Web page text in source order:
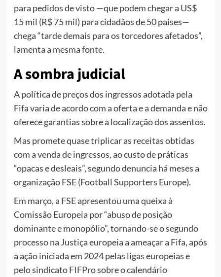
para pedidos de visto —que podem chegar a US$
15 mil (R$ 75 mil) para cidadãos de 50 países—
chega “tarde demais para os torcedores afetados”,
lamenta a mesma fonte.
A sombra judicial
A política de preços dos ingressos adotada pela
Fifa varia de acordo com a oferta e a demanda e não
oferece garantias sobre a localização dos assentos.
Mas promete quase triplicar as receitas obtidas
com a venda de ingressos, ao custo de práticas
“opacas e desleais”, segundo denuncia há meses a
organização FSE (Football Supporters Europe).
Em março, a FSE apresentou uma queixa à
Comissão Europeia por “abuso de posição
dominante e monopólio”, tornando-se o segundo
processo na Justiça europeia a ameaçar a Fifa, após
a ação iniciada em 2024 pelas ligas europeias e
pelo sindicato FIFPro sobre o calendário